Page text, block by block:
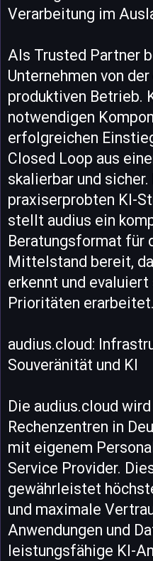
Verarbeitung im
Als Trusted Partner
Unternehmen von
produktiven Betrieb.
notwendigen
erfolgreichen
Closed Loop aus
skalierbar und
praxiserprobten KI-
stellt audius ein
Beratungsformat für
Mittelstand bereit,
erkennt und
Prioritäten erarbeitet.
audius.cloud:
Souveränität und KI
Die audius.cloud
Rechenzentren in
mit eigenem
Service Provider.
gewährleistet
und maximale
Anwendungen und
leistungsfähige KI-